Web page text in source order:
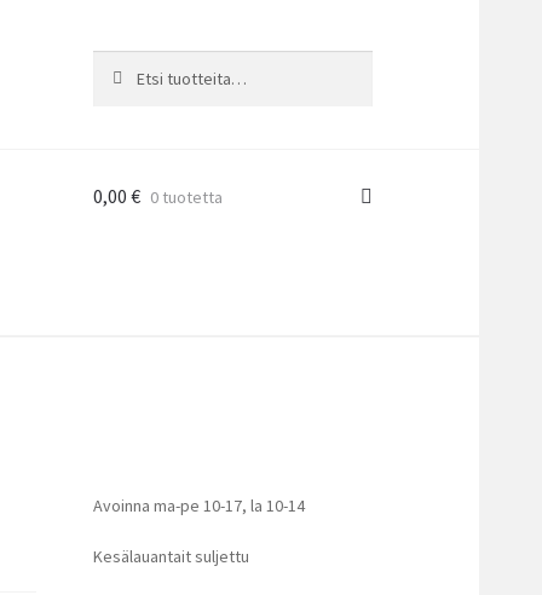
0,00 € 0 tuotetta
Avoinna ma-pe 10-17, la 10-14
Kesälauantait suljettu